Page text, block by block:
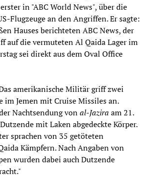
in "ABC World News", über die
Flugzeuge an den Angriffen. Er sagte:
Hauses berichteten ABC News, der
auf die vermuteten Al Qaida Lager im
sei direkt aus dem Oval Office
amerikanische Militär griff zwei
im Jemen mit Cruise Missiles an.
Nachtsendung vonal-Jazira am 21.
mit Laken abgedeckte Körper.
sprachen von 35 getöteten
Kämpfern. Nach Angaben von
wurden dabei auch Dutzende